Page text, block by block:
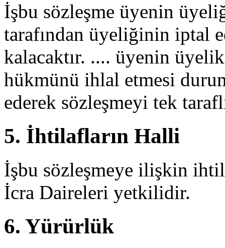
İşbu sözleşme üyenin
tarafından üyeliğinin iptal
kalacaktır. .... üyenin
hükmünü ihlal etmesi
ederek sözleşmeyi tek
5. İhtilafların Halli
İşbu sözleşmeye ilişkin
İcra Daireleri yetkilidir.
6. Yürürlük